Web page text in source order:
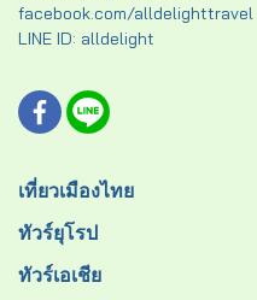
facebook.com/alldelighttravel
LINE ID: alldelight
เที่ยวเมืองไทย
ทัวร์ยุโรป
ทัวร์เอเชีย